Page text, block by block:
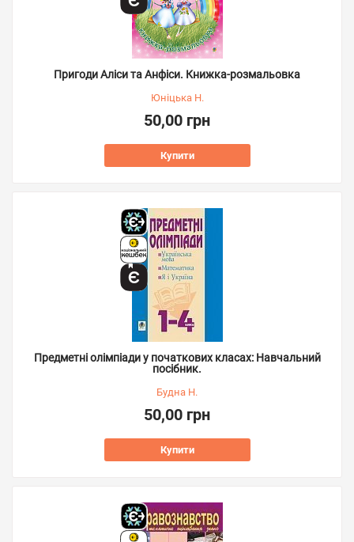
Пригоди Аліси та Анфіси. Книжка-розмальовка
Юніцька Н.
50,00 грн
Купити
Предметні олімпіади у початкових класах: Навчальний
посібник.
Будна Н.
50,00 грн
Купити